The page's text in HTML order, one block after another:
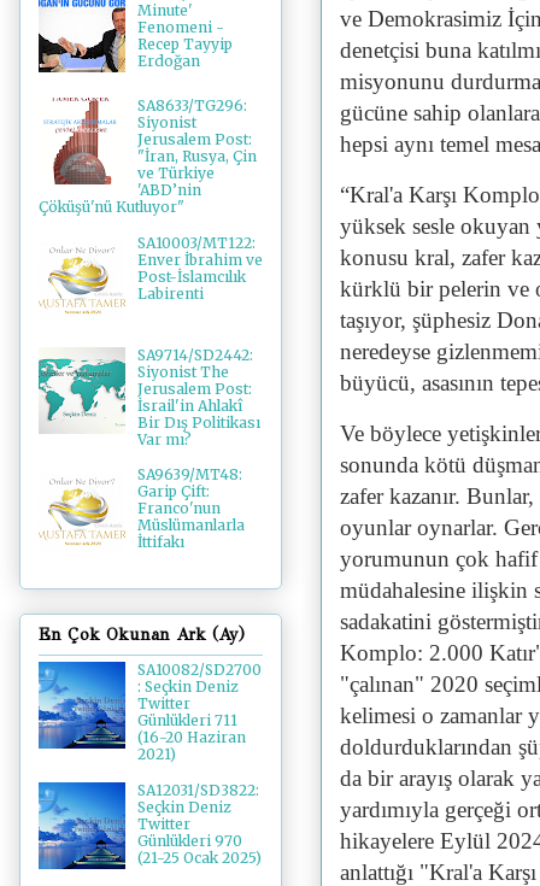
ve Demokrasimiz İçin
denetçisi buna
misyonunu
gücüne sahip
hepsi aynı temel
“Kral'a Karşı
yüksek sesle
konusu kral, zafer
kürklü bir pelerin ve
taşıyor, şüphesiz
neredeyse
büyücü, asasının
Ve böylece
sonunda kötü
zafer kazanır.
oyunlar oynarlar.
yorumunun çok
müdahalesine ilişkin
sadakatini
Komplo: 2.000
"çalınan" 2020
kelimesi o zamanlar
doldurduklarından
da bir arayış olarak
yardımıyla gerçeği
hikayelere Eylül
anlattığı "Kral'a
Minute'
Fenomeni -
Recep Tayyip
Erdoğan
SA8633/TG296:
Siyonist
Jerusalem Post:
"İran, Rusya, Çin
ve Türkiye
'ABD’nin
Çöküşü'nü Kutluyor"
SA10003/MT122:
Enver İbrahim ve
Post-İslamcılık
Labirenti
SA9714/SD2442:
Siyonist The
Jerusalem Post:
İsrail'in Ahlakî
Bir Dış Politikası
Var mı?
SA9639/MT48:
Garip Çift:
Franco'nun
Müslümanlarla
İttifakı
En Çok Okunan Ark (Ay)
SA10082/SD2700
: Seçkin Deniz
Twitter
Günlükleri 711
(16-20 Haziran
2021)
SA12031/SD3822:
Seçkin Deniz
Twitter
Günlükleri 970
(21-25 Ocak 2025)